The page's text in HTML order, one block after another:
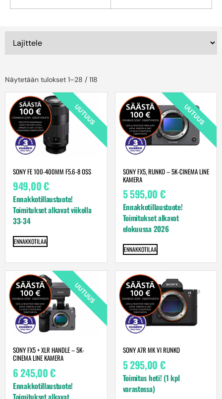
Näytetään tulokset 1–28 / 118
UUTUUS
SONY FE 100-400MM F5.6-8 OSS
949,00€
Ennakkotillaustuote!
Toimitukset alkavat viikolla
33-34
ENNAKKOTILAA
UUTUUS
SONY FX5, RUNKO – 5K-CINEMA LINE
KAMERA
5 595,00 €
Ennakkotillaustuote!
Toimitukset alkavat
elokuussa 2026
ENNAKKOTILAA
UUTUUS
SONY FX5 + XLR HANDLE – 5K-
CINEMA LINE KAMERA
6 245,00€
Ennakkotillaustuote!
Toimitukset alkavat
SONY A7R MK VI RUNKO
5 295,00 €
Toimitus heti! (1 kpl
varastossa)